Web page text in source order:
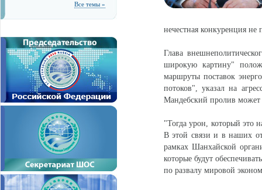
Все темы »
нечестная конкуренция
Глава
широкую картину"
маршруты поставок
потоков", указал на
Мандебский пролив может
"Тогда урон, который это
В этой связи и в наших
рамках Шанхайской
которые будут
по развалу мировой